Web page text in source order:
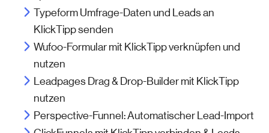
Typeform Umfrage-Daten und Leads an
KlickTipp senden
Wufoo-Formular mit KlickTipp verknüpfen und
nutzen
Leadpages Drag & Drop-Builder mit KlickTipp
nutzen
Perspective-Funnel: Automatischer Lead-Import